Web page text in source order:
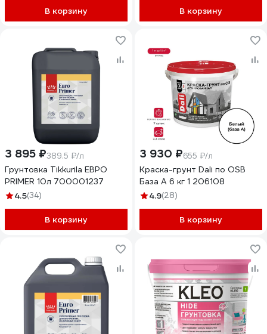
В корзину В корзину
3 895 ₽389.5 ₽/л
Грунтовка Tikkurila ЕВРО
PRIMER 10л 700001237
4.5(34)
В корзину
3 930 ₽655 ₽/л
Краска-грунт Dali по OSB
База А 6 кг 1 206108
4.9(28)
В корзину